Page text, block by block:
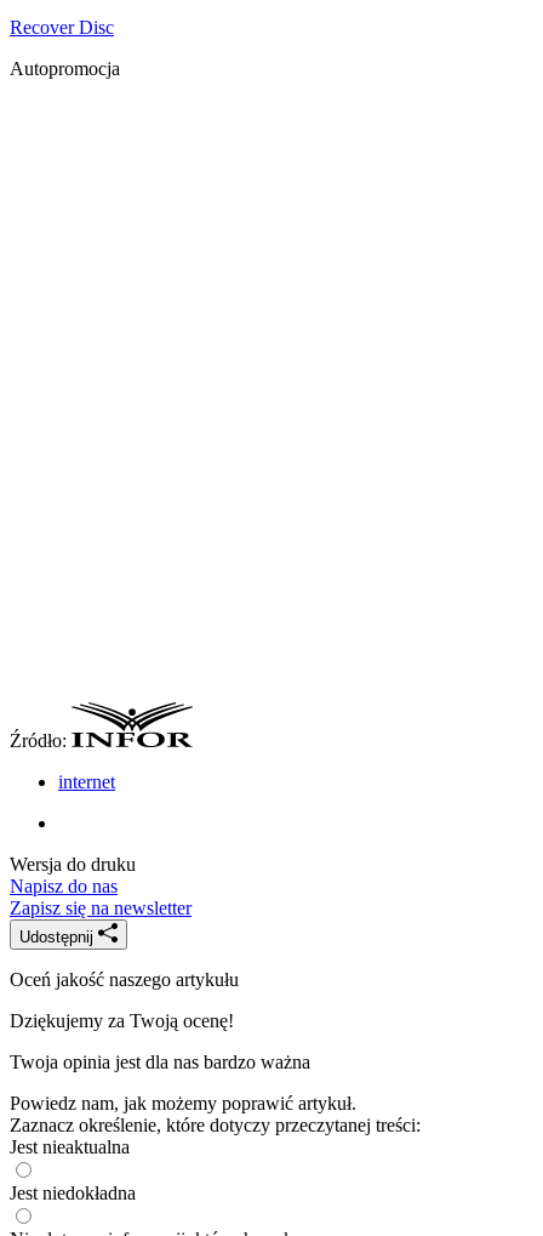
Recover Disc
Autopromocja
Źródło:
internet
Wersja do druku
Napisz do nas
Zapisz się na newsletter
Udostępnij
Oceń jakość naszego artykułu
Dziękujemy za Twoją ocenę!
Twoja opinia jest dla nas bardzo ważna
Powiedz nam, jak możemy poprawić artykuł.
Zaznacz określenie, które dotyczy przeczytanej treści:
Jest nieaktualna
Jest niedokładna